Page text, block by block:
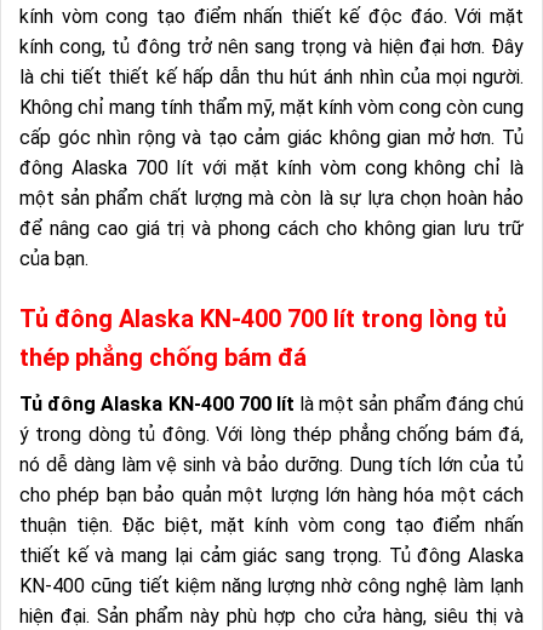
kính vòm cong tạo điểm nhấn thiết kế độc đáo. Với mặt
kính cong, tủ đông trở nên sang trọng và hiện đại hơn. Đây
là chi tiết thiết kế hấp dẫn thu hút ánh nhìn của mọi người.
Không chỉ mang tính thẩm mỹ, mặt kính vòm cong còn cung
cấp góc nhìn rộng và tạo cảm giác không gian mở hơn. Tủ
đông Alaska 700 lít với mặt kính vòm cong không chỉ là
một sản phẩm chất lượng mà còn là sự lựa chọn hoàn hảo
để nâng cao giá trị và phong cách cho không gian lưu trữ
của bạn.
Tủ đông Alaska KN-400 700 lít trong lòng tủ
thép phẳng chống bám đá
Tủ đông Alaska KN-400 700 lít là một sản phẩm đáng chú
ý trong dòng tủ đông. Với lòng thép phẳng chống bám đá,
nó dễ dàng làm vệ sinh và bảo dưỡng. Dung tích lớn của tủ
cho phép bạn bảo quản một lượng lớn hàng hóa một cách
thuận tiện. Đặc biệt, mặt kính vòm cong tạo điểm nhấn
thiết kế và mang lại cảm giác sang trọng. Tủ đông Alaska
KN-400 cũng tiết kiệm năng lượng nhờ công nghệ làm lạnh
hiện đại. Sản phẩm này phù hợp cho cửa hàng, siêu thị và